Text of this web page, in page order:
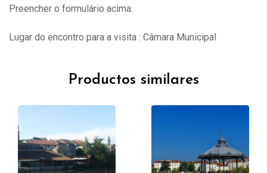
Preencher o formulário acima.
Lugar do encontro para a visita : Câmara Municipal
Productos similares